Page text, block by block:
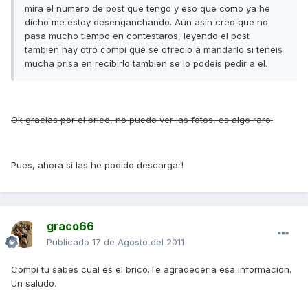
mira el numero de post que tengo y eso que como ya he
dicho me estoy desenganchando. Aún asín creo que no
pasa mucho tiempo en contestaros, leyendo el post
tambien hay otro compi que se ofrecio a mandarlo si teneis
mucha prisa en recibirlo tambien se lo podeis pedir a el.
Ok gracias por el brico, no puedo ver las fotos, es algo raro.
Pues, ahora si las he podido descargar!
graco66
Publicado 17 de Agosto del 2011
Compi tu sabes cual es el brico.Te agradeceria esa informacion.
Un saludo.